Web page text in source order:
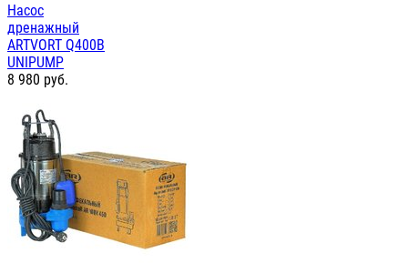
Насос
дренажный
ARTVORT Q400B
UNIPUMP
8 980 руб.